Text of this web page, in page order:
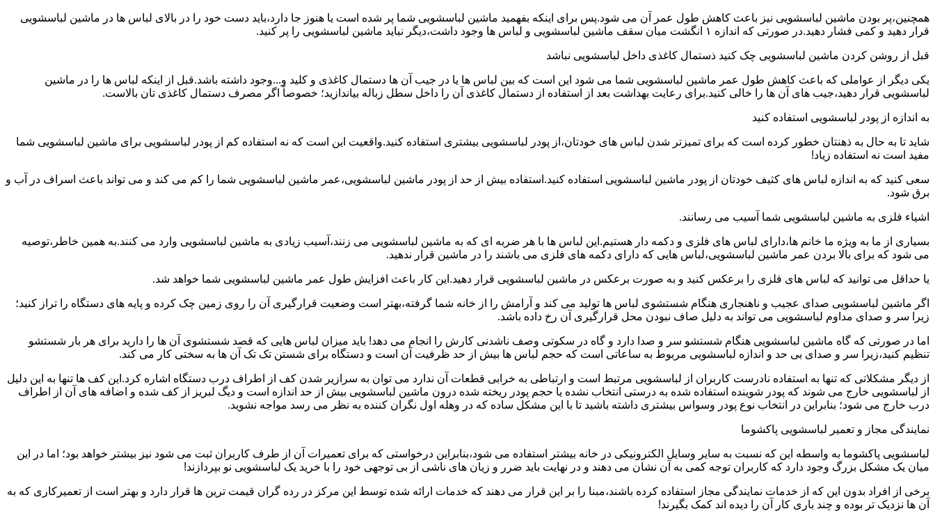
همچنین،پر بودن ماشین لباسشویی نیز باعث کاهش طول عمر آن می شود.پس برای اینکه بفهمید ماشین لباسشویی شما پر شده است یا هنوز جا دارد،باید دست خود را در بالای لباس ها در ماشین لباسشویی
قرار دهید و کمی فشار دهید.در صورتی که اندازه ۱ انگشت میان سقف ماشین لباسشویی و لباس ها وجود داشت،دیگر نباید ماشین لباسشویی را پر کنید.
قبل از روشن کردن ماشین لباسشویی چک کنید ذستمال کاغذی داخل لباسشویی نباشد
یکی دیگر از عواملی که باعث کاهش طول عمر ماشین لباسشویی شما می شود این است که بین لباس ها یا در جیب آن ها دستمال کاغذی و کلید و...وجود داشته باشد.قبل از اینکه لباس ها را در ماشین
لباسشویی قرار دهید،جیب های آن ها را خالی کنید.برای رعایت بهداشت بعد از استفاده از دستمال کاغذی آن را داخل سطل زباله بیاندازید؛ خصوصاً اگر مصرف دستمال کاغذی تان بالاست.
به اندازه از پودر لباسشویی استفاده کنید
شاید تا به حال به ذهنتان خطور کرده است که برای تمیزتر شدن لباس های خودتان،از پودر لباسشویی بیشتری استفاده کنید.واقعیت این است که نه استفاده کم از پودر لباسشویی برای ماشین لباسشویی شما
مفید است نه استفاده زیاد!
سعی کنید که به اندازه لباس های کثیف خودتان از پودر ماشین لباسشویی استفاده کنید.استفاده بیش از حد از پودر ماشین لباسشویی،عمر ماشین لباسشویی شما را کم می کند و می تواند باعث اسراف در آب و
برق شود.
اشیاء فلزی به ماشین لباسشویی شما آسیب می رسانند.
بسیاری از ما به ویژه ما خانم ها،دارای لباس های فلزی و دکمه دار هستیم.این لباس ها با هر ضربه ای که به ماشین لباسشویی می زنند،آسیب زیادی به ماشین لباسشویی وارد می کنند.به همین خاطر،توصیه
می شود که برای بالا بردن عمر ماشین لباسشویی،لباس هایی که دارای دکمه های فلزی می باشند را در ماشین قرار ندهید.
یا حداقل می توانید که لباس های فلزی را برعکس کنید و به صورت برعکس در ماشین لباسشویی قرار دهید.این کار باعث افزایش طول عمر ماشین لباسشویی شما خواهد شد.
اگر ماشین لباسشویی صدای عجیب و ناهنجاری هنگام شستشوی لباس ها تولید می کند و آرامش را از خانه شما گرفته،بهتر است وضعیت قرارگیری آن را روی زمین چک کرده و پایه های دستگاه را تراز کنید؛
زیرا سر و صدای مداوم لباسشویی می تواند به دلیل صاف نبودن محل قرارگیری آن رخ داده باشد.
اما در صورتی که گاه ماشین لباسشویی هنگام شستشو سر و صدا دارد و گاه در سکوتی وصف ناشدنی کارش را انجام می دهد! باید میزان لباس هایی که قصد شستشوی آن ها را دارید برای هر بار شستشو
تنظیم کنید،زیرا سر و صدای بی حد و اندازه لباسشویی مربوط به ساعاتی است که حجم لباس ها بیش از حد ظرفیت آن است و دستگاه برای شستن تک تک آن ها به سختی کار می کند.
از دیگر مشکلاتی که تنها به استفاده نادرست کاربران از لباسشویی مرتبط است و ارتباطی به خرابی قطعات آن ندارد می توان به سرازیر شدن کف از اطراف درب دستگاه اشاره کرد.این کف ها تنها به این دلیل
از لباسشویی خارج می شوند که پودر شوینده استفاده شده به درستی انتخاب نشده یا حجم پودر ریخته شده درون ماشین لباسشویی بیش از حد اندازه است و دیگ لبریز از کف شده و اضافه های آن از اطراف
درب خارج می شود؛ بنابراین در انتخاب نوع پودر وسواس بیشتری داشته باشید تا با این مشکل ساده که در وهله اول نگران کننده به نظر می رسد مواجه نشوید.
نمایندگی مجاز و تعمیر لباسشویی پاکشوما
لباسشویی پاکشوما به واسطه این که نسبت به سایر وسایل الکترونیکی در خانه بیشتر استفاده می شود،بنابراین درخواستی که برای تعمیرات آن از طرف کاربران ثبت می شود نیز بیشتر خواهد بود؛ اما در این
میان یک مشکل بزرگ وجود دارد که کاربران توجه کمی به آن نشان می دهند و در نهایت باید ضرر و زیان های ناشی از بی توجهی خود را با خرید یک لباسشویی نو بپردازند!
برخی از افراد بدون این که از خدمات نمایندگی مجاز استفاده کرده باشند،مبنا را بر این قرار می دهند که خدمات ارائه شده توسط این مرکز در رده گران قیمت ترین ها قرار دارد و بهتر است از تعمیرکاری که به
آن ها نزدیک تر بوده و چند باری کار آن را دیده اند کمک بگیرند!